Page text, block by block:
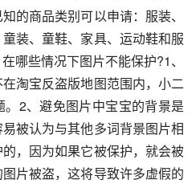
的商品类别可以申请：服装、
装、童鞋、家具、运动鞋和服
哪些情况下图片不能保护?1、
淘宝反盗版地图范围内，小二
2、避免图片中宝宝的背景是
被认为与其他多词背景图片相
，因为如果它被保护，就会被
片被盗，这将导致许多虚假的